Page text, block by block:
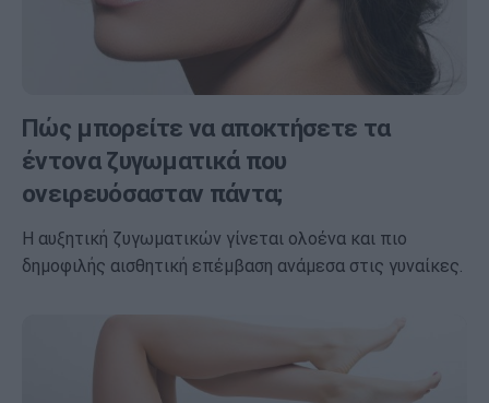
Πώς μπορείτε να αποκτήσετε τα
έντονα ζυγωματικά που
ονειρευόσασταν πάντα;
Η αυξητική ζυγωματικών γίνεται ολοένα και πιο
δημοφιλής αισθητική επέμβαση ανάμεσα στις γυναίκες.